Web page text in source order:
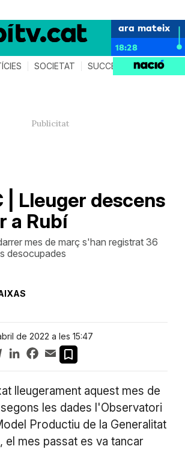
ara mateix
18:28
SOCIETAT SUCCESSOS
| Lleuger descens
a Rubí
mes de març s'han registrat 36
desocupades
de 2022 a les 15:47
TelegramLinkedInFacebook
Email
lleugerament aquest mes de
les dades l'Observatori
Productiu de la Generalitat
el mes passat es va tancar